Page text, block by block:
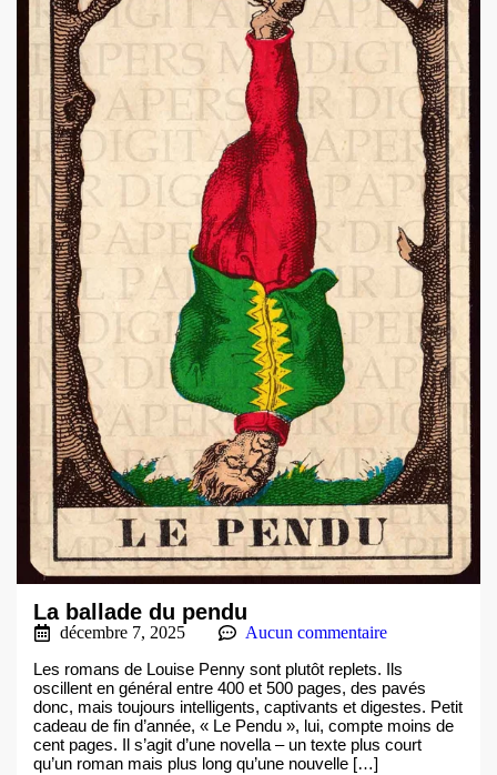
La ballade du pendu
décembre 7, 2025
Aucun commentaire
Les romans de Louise Penny sont plutôt replets. Ils
oscillent en général entre 400 et 500 pages, des pavés
donc, mais toujours intelligents, captivants et digestes. Petit
cadeau de fin d’année, « Le Pendu », lui, compte moins de
cent pages. Il s’agit d’une novella – un texte plus court
qu’un roman mais plus long qu’une nouvelle […]